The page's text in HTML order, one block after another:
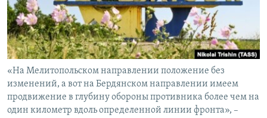
ПОБЕДИТЕЛЕЙ НЕ СУДЯТ?
КРЫМ.НЕПОКОРЕННЫЙ
ELIFBE
УКРАИНСКАЯ ПРОБЛЕМА КРЫМА
ПРИСОЕДИНЯЙТЕСЬ!
Все сайты RFE/RL
«На Мелитопольском направлении положение без
изменений, а вот на Бердянском направлении имеем
продвижение в глубину обороны противника более чем на
один километр вдоль определенной линии фронта», –